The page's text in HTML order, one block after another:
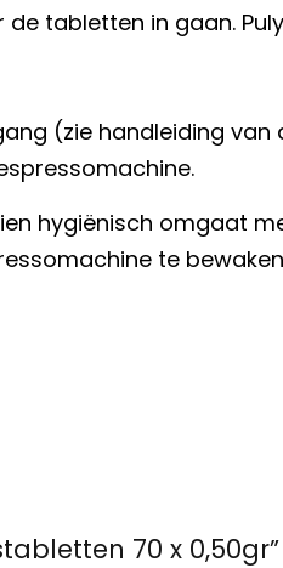
tabletten in gaan.
(zie handleiding
hygiënisch omgaat
te
70 x